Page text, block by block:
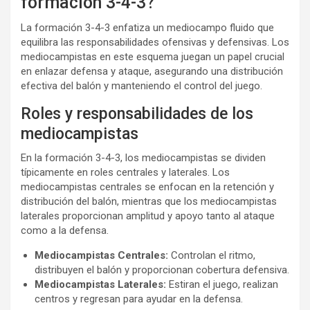
La formación 3-4-3 enfatiza un mediocampo fluido que
equilibra las responsabilidades ofensivas y defensivas. Los
mediocampistas en este esquema juegan un papel crucial
en enlazar defensa y ataque, asegurando una distribución
efectiva del balón y manteniendo el control del juego.
Roles y responsabilidades de los
mediocampistas
En la formación 3-4-3, los mediocampistas se dividen
típicamente en roles centrales y laterales. Los
mediocampistas centrales se enfocan en la retención y
distribución del balón, mientras que los mediocampistas
laterales proporcionan amplitud y apoyo tanto al ataque
como a la defensa.
Mediocampistas Centrales: Controlan el ritmo,
distribuyen el balón y proporcionan cobertura defensiva.
Mediocampistas Laterales: Estiran el juego, realizan
centros y regresan para ayudar en la defensa.